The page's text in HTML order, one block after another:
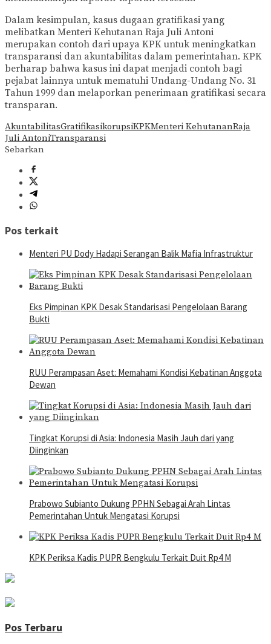
Dalam kesimpulan, kasus dugaan gratifikasi yang
melibatkan Menteri Kehutanan Raja Juli Antoni
merupakan contoh dari upaya KPK untuk meningkatkan
transparansi dan akuntabilitas dalam pemerintahan. KPK
berharap bahwa kasus ini dapat menjadi contoh bagi
pejabat lainnya untuk mematuhi Undang-Undang No. 31
Tahun 1999 dan melaporkan penerimaan gratifikasi secara
transparan.
AkuntabilitasGratifikasikorupsiKPKMenteri KehutananRaja
Juli AntoniTransparansi
Sebarkan
Pos terkait
Menteri PU Dody Hadapi Serangan Balik Mafia Infrastruktur
Eks Pimpinan KPK Desak Standarisasi Pengelolaan Barang
Bukti
RUU Perampasan Aset: Memahami Kondisi Kebatinan Anggota
Dewan
Tingkat Korupsi di Asia: Indonesia Masih Jauh dari yang
Diinginkan
Prabowo Subianto Dukung PPHN Sebagai Arah Lintas
Pemerintahan Untuk Mengatasi Korupsi
KPK Periksa Kadis PUPR Bengkulu Terkait Duit Rp4 M
Pos Terbaru